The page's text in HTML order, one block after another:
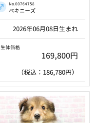
No.00764758
ペキニーズ
2026年06月08日生まれ
生体価格
169,800円
（税込：186,780円）